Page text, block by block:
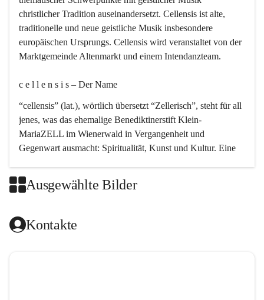
christlicher Tradition auseinandersetzt. Cellensis ist alte,
traditionelle und neue geistliche Musik insbesondere
europäischen Ursprungs. Cellensis wird veranstaltet von der
Marktgemeinde Altenmarkt und einem Intendanzteam.
c e l l e n s i s – Der Name
“cellensis” (lat.), wörtlich übersetzt “Zellerisch”, steht für all
jenes, was das ehemalige Benediktinerstift Klein-
MariaZELL im Wienerwald in Vergangenheit und
Gegenwart ausmacht: Spiritualität, Kunst und Kultur. Eine
Kirchenmusik, dem kunstvollen Lob Gottes.
Das kirchenmusikalische Festival Cellensis wird seit dem
Ausgewählte Bilder
Kontakte